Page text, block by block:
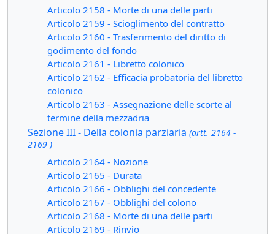
Articolo 2158 - Morte di una delle parti
Articolo 2159 - Scioglimento del contratto
Articolo 2160 - Trasferimento del diritto di
godimento del fondo
Articolo 2161 - Libretto colonico
Articolo 2162 - Efficacia probatoria del libretto
colonico
Articolo 2163 - Assegnazione delle scorte al
termine della mezzadria
Sezione III - Della colonia parziaria (artt. 2164 -
2169 )
Articolo 2164 - Nozione
Articolo 2165 - Durata
Articolo 2166 - Obblighi del concedente
Articolo 2167 - Obblighi del colono
Articolo 2168 - Morte di una delle parti
Articolo 2169 - Rinvio